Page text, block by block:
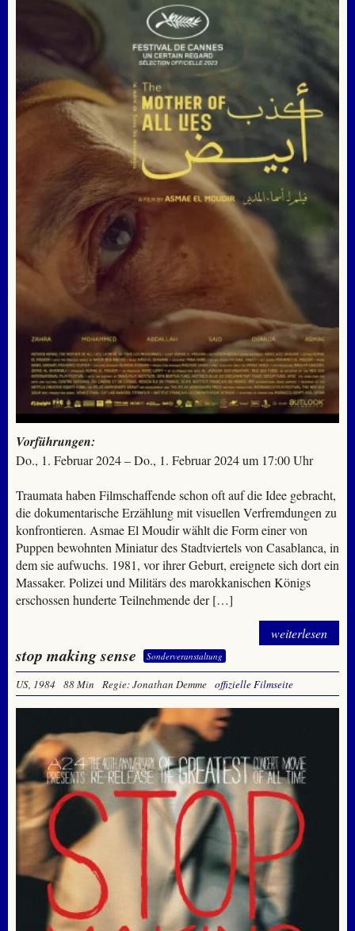
Vorführungen:
Do., 1. Februar 2024 – Do., 1. Februar 2024 um 17:00 Uhr
Traumata haben Filmschaffende schon oft auf die Idee gebracht,
die dokumentarische Erzählung mit visuellen Verfremdungen zu
konfrontieren. Asmae El Moudir wählt die Form einer von
Puppen bewohnten Miniatur des Stadtviertels von Casablanca, in
dem sie aufwuchs. 1981, vor ihrer Geburt, ereignete sich dort ein
Massaker. Polizei und Militärs des marokkanischen Königs
erschossen hunderte Teilnehmende der […]
weiterlesen
stop making sense Sonderveranstaltung
US, 1984 88 Min Regie: Jonathan Demme offizielle Filmseite